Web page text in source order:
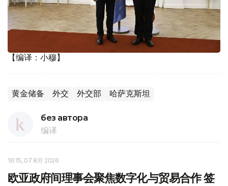
【编译：小穆】
黄金储备 外交 外交部 哈萨克斯坦
без автора
编译
16:15, 07 8月 2026
欧亚政府间理事会聚焦数字化与贸易合作 签